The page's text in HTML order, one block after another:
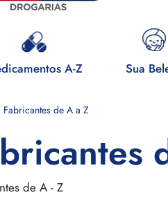
A-Z Sua
Fabricantes de A a Z
de A - Z